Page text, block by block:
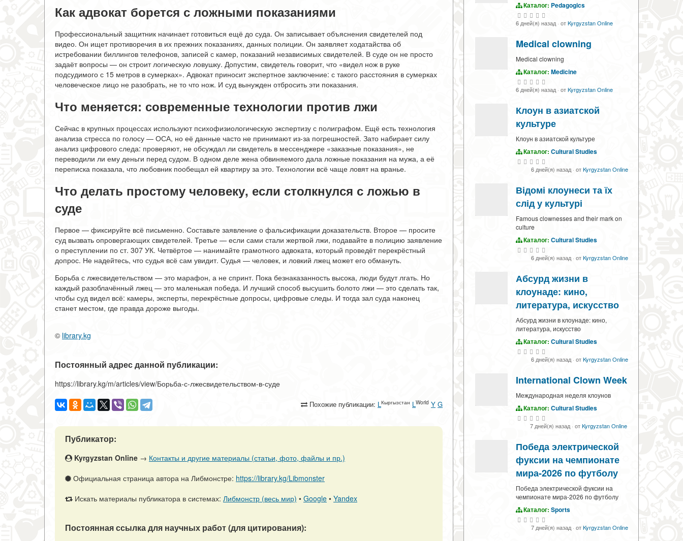
Как адвокат борется с ложными показаниями
Профессиональный защитник начинает готовиться ещё до суда. Он записывает объяснения свидетелей под
видео. Он ищет противоречия в их прежних показаниях, данных полиции. Он заявляет ходатайства об
истребовании биллингов телефонов, записей с камер, показаний независимых свидетелей. В суде он не просто
задаёт вопросы — он строит логическую ловушку. Допустим, свидетель говорит, что «видел нож в руке
подсудимого с 15 метров в сумерках». Адвокат приносит экспертное заключение: с такого расстояния в сумерках
человеческое лицо не разобрать, не то что нож. И суд вынужден отбросить эти показания.
Что меняется: современные технологии против лжи
Сейчас в крупных процессах используют психофизиологическую экспертизу с полиграфом. Ещё есть технология
анализа стресса по голосу — ОСА, но её данные часто не принимают из-за погрешностей. Зато набирает силу
анализ цифрового следа: проверяют, не обсуждал ли свидетель в мессенджере «заказные показания», не
переводили ли ему деньги перед судом. В одном деле жена обвиняемого дала ложные показания на мужа, а её
переписка показала, что любовник пообещал ей квартиру за это. Технологии всё чаще ловят на вранье.
Что делать простому человеку, если столкнулся с ложью в
суде
Первое — фиксируйте всё письменно. Составьте заявление о фальсификации доказательств. Второе — просите
суд вызвать опровергающих свидетелей. Третье — если сами стали жертвой лжи, подавайте в полицию заявление
о преступлении по ст. 307 УК. Четвёртое — нанимайте грамотного адвоката, который проведёт перекрёстный
допрос. Не надейтесь, что судья всё сам увидит. Судья — человек, и ловкий лжец может его обмануть.
Борьба с лжесвидетельством — это марафон, а не спринт. Пока безнаказанность высока, люди будут лгать. Но
каждый разоблачённый лжец — это маленькая победа. И лучший способ высушить болото лжи — это сделать так,
чтобы суд видел всё: камеры, эксперты, перекрёстные допросы, цифровые следы. И тогда зал суда наконец
станет местом, где правда дороже выгоды.
© library.kg
Постоянный адрес данной публикации:
https://library.kg/m/articles/view/Борьба-с-лжесвидетельством-в-суде
Похожие публикации: LКыргызстан LWorld Y G
Публикатор:
Kyrgyzstan Online → Контакты и другие материалы (статьи, фото, файлы и пр.)
Официальная страница автора на Либмонстре: https://library.kg/Libmonster
Искать материалы публикатора в системах: Либмонстр (весь мир) • Google • Yandex
Постоянная ссылка для научных работ (для цитирования):
Каталог: Pedagogics
6 дней(я) назад· отKyrgyzstan Online
Medical clowning
Medical clowning
Каталог: Medicine
6 дней(я) назад· отKyrgyzstan Online
Клоун в азиатской
культуре
Клоун в азиатской культуре
Каталог: Cultural Studies
6 дней(я) назад· отKyrgyzstan Online
Відомі клоунеси та їх
слід у культурі
Famous clownesses and their mark on
culture
Каталог: Cultural Studies
6 дней(я) назад· отKyrgyzstan Online
Абсурд жизни в
клоунаде: кино,
литература, искусство
Абсурд жизни в клоунаде: кино,
литература, искусство
Каталог: Cultural Studies
6 дней(я) назад· отKyrgyzstan Online
International Clown Week
Международная неделя клоунов
Каталог: Cultural Studies
7 дней(я) назад· отKyrgyzstan Online
Победа электрической
фуксии на чемпионате
мира-2026 по футболу
Победа электрической фуксии на
чемпионате мира-2026 по футболу
Каталог: Sports
7 дней(я) назад· отKyrgyzstan Online